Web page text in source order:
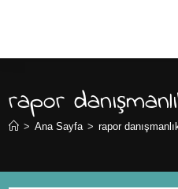
rapor
> Ana Sayfa > rapor